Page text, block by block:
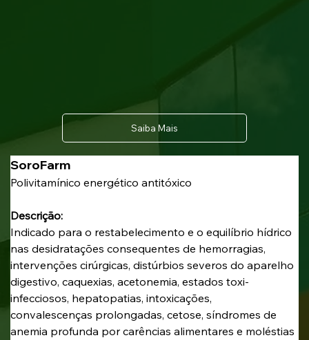
SoroFarm
Polivitamínico energético antitóxico
Descrição:
Indicado para o restabelecimento e o equilíbrio hídrico
nas desidratações consequentes de hemorragias,
intervenções cirúrgicas, distúrbios severos do aparelho
digestivo, caquexias, acetonemia, estados toxi-
infecciosos, hepatopatias, intoxicações,
convalescenças prolongadas, cetose, síndromes de
anemia profunda por carências alimentares e moléstias
Saiba Mais